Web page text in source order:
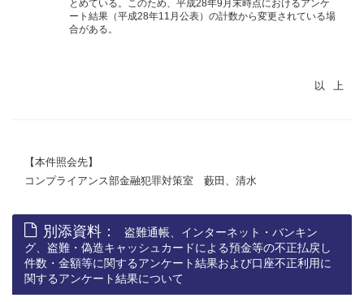
とめている。このため、平成28年9月末時点におけるアンケ
ート結果（平成28年11月公表）の計数から変更されている場
合がある。
【本件照会先】
コンプライアンス部金融犯罪対策室 藪田、清水
別添資料：
盗難通帳、インターネット・バンキン
グ、盗難・偽造キャッシュカードによる預金等の不正払戻し
件数・金額等に関するアンケート結果および口座不正利用に
関するアンケート結果について